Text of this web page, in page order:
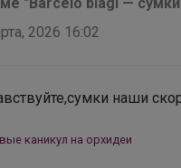
2026 16:02
наши
каникул на орхидеи